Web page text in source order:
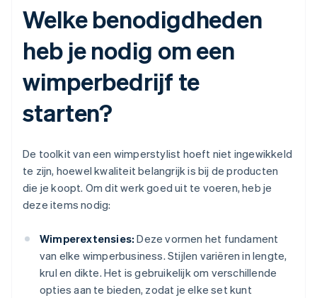
Welke benodigdheden
heb je nodig om een
wimperbedrijf te
starten?
De toolkit van een wimperstylist hoeft niet ingewikkeld
te zijn, hoewel kwaliteit belangrijk is bij de producten
die je koopt. Om dit werk goed uit te voeren, heb je
deze items nodig:
Wimperextensies: Deze vormen het fundament
van elke wimperbusiness. Stijlen variëren in lengte,
krul en dikte. Het is gebruikelijk om verschillende
opties aan te bieden, zodat je elke set kunt